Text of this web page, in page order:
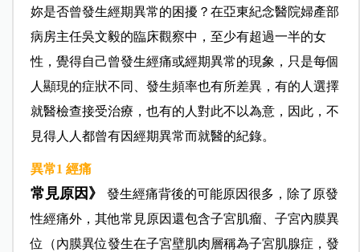
妳是否曾發生經期異常的困擾？在亞東紀念醫院婦產部
病房主任吳文毅的臨床觀察中，至少有超過一半的女
性，覺得自己曾發生經痛或經期異常的現象，只是每個
人顯現的症狀不同、發生頻率也有所差異，有的人選擇
就醫檢查接受治療，也有的人對此不以為意，因此，不
見得人人都曾有因經期異常而就醫的紀錄。
異常1 經痛
常見原因》 發生經痛背後的可能原因很多，除了原發
性經痛外，其他常見原因還包含子宮肌瘤、子宮內膜異
位（內膜異位發生在子宮壁肌肉層稱為子宮肌腺症，發